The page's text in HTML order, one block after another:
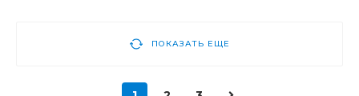
ПОКАЗАТЬ ЕЩЕ